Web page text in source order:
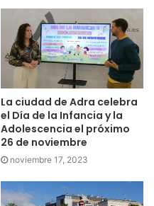
La ciudad de Adra celebra
el Día de la Infancia y la
Adolescencia el próximo
26 de noviembre
noviembre 17, 2023